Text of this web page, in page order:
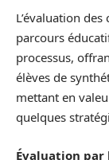
L’évaluation
parcours
processus,
élèves de
mettant en
quelques
Évaluation par